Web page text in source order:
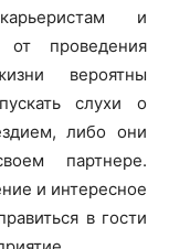
и
от проведения
вероятны
слухи о
либо они
партнере.
и интересное
в гости